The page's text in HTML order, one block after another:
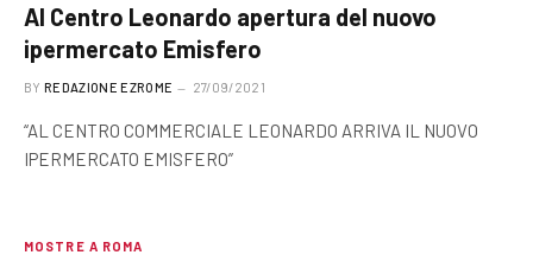
Al Centro Leonardo apertura del nuovo
ipermercato Emisfero
BY REDAZIONE EZROME 27/09/2021
“AL CENTRO COMMERCIALE LEONARDO ARRIVA IL NUOVO
IPERMERCATO EMISFERO”
MOSTRE A ROMA